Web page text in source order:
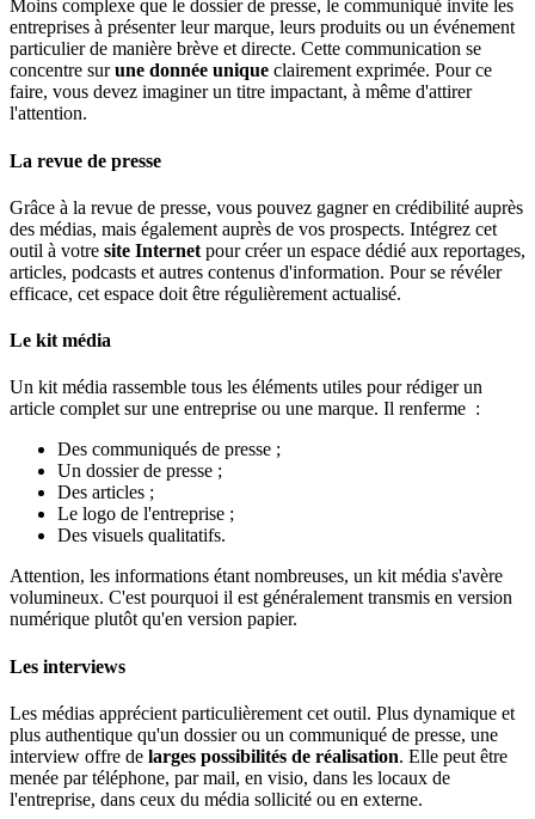
Moins complexe que le dossier de presse, le communiqué invite les
entreprises à présenter leur marque, leurs produits ou un événement
particulier de manière brève et directe. Cette communication se
concentre surune donnée unique clairement exprimée. Pour ce
faire, vous devez imaginer un titre impactant, à même d'attirer
l'attention.
La revue de presse
Grâce à la revue de presse, vous pouvez gagner en crédibilité auprès
des médias, mais également auprès de vos prospects. Intégrez cet
outil à votre site Internet pour créer un espace dédié aux reportages,
articles, podcasts et autres contenus d'information. Pour se révéler
efficace, cet espace doit être régulièrement actualisé.
Le kit média
Un kit média rassemble tous les éléments utiles pour rédiger un
article complet sur une entreprise ou une marque. Il renferme :
Des communiqués de presse ;
Un dossier de presse ;
Des articles ;
Le logo de l'entreprise ;
Des visuels qualitatifs.
Attention, les informations étant nombreuses, un kit média s'avère
volumineux. C'est pourquoi il est généralement transmis en version
numérique plutôt qu'en version papier.
Les interviews
Les médias apprécient particulièrement cet outil. Plus dynamique et
plus authentique qu'un dossier ou un communiqué de presse, une
interview offre de larges possibilités de réalisation. Elle peut être
menée par téléphone, par mail, en visio, dans les locaux de
l'entreprise, dans ceux du média sollicité ou en externe.